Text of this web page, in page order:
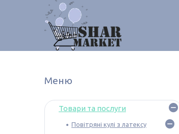
Товари та послуги
Повітряні кулі з латексу